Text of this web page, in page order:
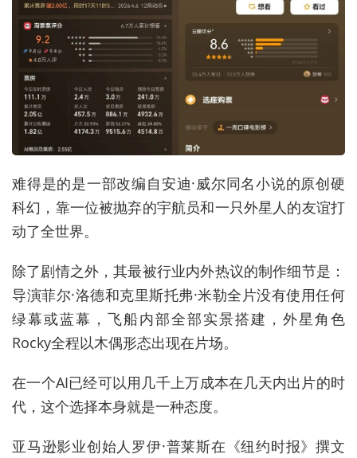
难得是的是一部改编自安迪·威尔同名小说的原创硬
科幻，靠一位被抛弃的宇航员和一只外星人的友谊打
动了全世界。
除了剧情之外，其最被行业内外热议的制作细节是：
导演菲尔·洛德和克里斯托弗·米勒全片没有使用任何
绿幕或蓝幕，飞船内部全部实景搭建，外星角色
Rocky全程以木偶形态出现在片场。
在一个AI已经可以用几千上万成本在几天内出片的时
代，这个选择本身就是一种态度。
亚马逊影业创始人罗伊·普莱斯在《纽约时报》撰文